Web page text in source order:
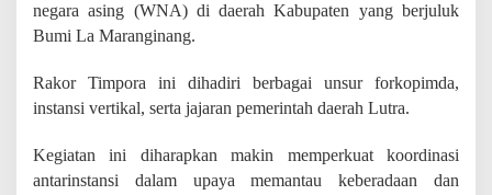
negara asing (WNA) di daerah Kabupaten yang berjuluk
Bumi La Maranginang.
Rakor Timpora ini dihadiri berbagai unsur forkopimda,
instansi vertikal, serta jajaran pemerintah daerah Lutra.
Kegiatan ini diharapkan makin memperkuat koordinasi
antarinstansi dalam upaya memantau keberadaan dan